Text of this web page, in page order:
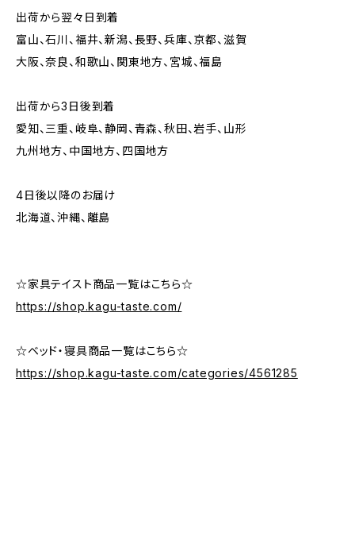
出荷から翌々日到着
富山、石川、福井、新潟、長野、兵庫、京都、滋賀
大阪、奈良、和歌山、関東地方、宮城、福島
出荷から3日後到着
愛知、三重、岐阜、静岡、青森、秋田、岩手、山形
九州地方、中国地方、四国地方
4日後以降のお届け
北海道、沖縄、離島
☆家具テイスト商品一覧はこちら☆
https://shop.kagu-taste.com/
☆ベッド・寝具商品一覧はこちら☆
https://shop.kagu-taste.com/categories/4561285